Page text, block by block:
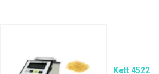
Kett 4522